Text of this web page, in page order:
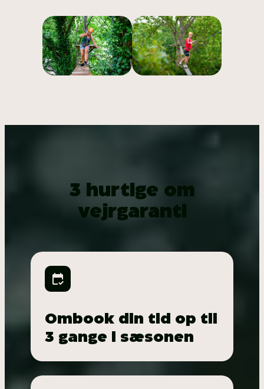
3 hurtige om
vejrgaranti
Ombook din tid op til
3 gange i sæsonen